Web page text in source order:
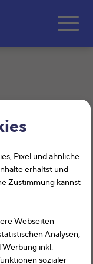
Pixel und ähnliche
erhältst und
Zustimmung kannst
Webseiten
Analysen,
Werbung inkl.
sozialer